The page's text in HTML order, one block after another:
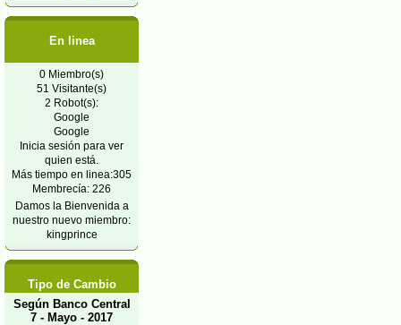
En linea
0 Miembro(s)
51 Visitante(s)
2 Robot(s):
Google
Google
Inicia sesión para ver
quien está.
Más tiempo en linea:305
Membrecía: 226
Damos la Bienvenida a
nuestro nuevo miembro:
kingprince
Tipo de Cambio
Según Banco Central
7 - Mayo - 2017